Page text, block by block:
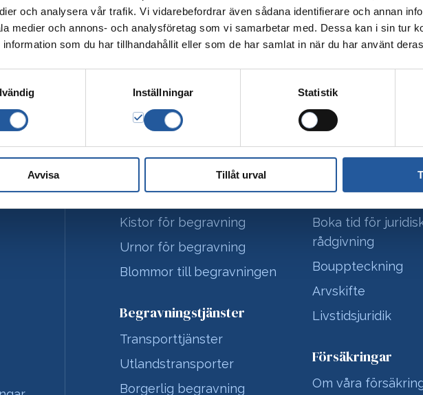
och analysera vår trafik. Vi vidarebefordrar även sådana identifierare och annan
medier och annons- och analysföretag som vi samarbetar med. Dessa kan i sin tur
information som du har tillhandahållit eller som de har samlat in när du har använt
Inställningar Statistik
Avvisa Tillåt urval
Begravningsprodukter
Kistor för begravning
Urnor för begravning
Blommor till begravningen
Begravningstjänster
Transporttjänster
Utlandstransporter
Borgerlig begravning
Juridiska tjänster
Boka tid för
rådgivning
Bouppteckning
Arvskifte
Livstidsjuridik
Försäkringar
Om våra